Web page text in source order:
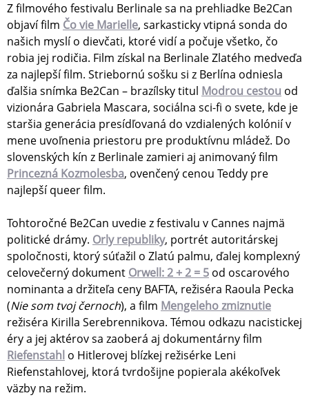
Z filmového festivalu Berlinale sa na prehliadke Be2Can
objaví film Čo vie Marielle, sarkasticky vtipná sonda do
našich myslí o dievčati, ktoré vidí a počuje všetko, čo
robia jej rodičia. Film získal na Berlinale Zlatého medveďa
za najlepší film. Striebornú sošku si z Berlína odniesla
ďalšia snímka Be2Can – brazílsky titul Modrou cestou od
vizionára Gabriela Mascara, sociálna sci-fi o svete, kde je
staršia generácia presídľovaná do vzdialených kolónií v
mene uvoľnenia priestoru pre produktívnu mládež. Do
slovenských kín z Berlinale zamieri aj animovaný film
Princezná Kozmolesba, ovenčený cenou Teddy pre
najlepší queer film.
Tohtoročné Be2Can uvedie z festivalu v Cannes najmä
politické drámy. Orly republiky, portrét autoritárskej
spoločnosti, ktorý súťažil o Zlatú palmu, ďalej komplexný
celovečerný dokument Orwell: 2 + 2 = 5 od oscarového
nominanta a držiteľa ceny BAFTA, režiséra Raoula Pecka
(Nie som tvoj černoch), a film Mengeleho zmiznutie
režiséra Kirilla Serebrennikova. Témou odkazu nacistickej
éry a jej aktérov sa zaoberá aj dokumentárny film
Riefenstahl o Hitlerovej blízkej režisérke Leni
Riefenstahlovej, ktorá tvrdošijne popierala akékoľvek
väzby na režim.